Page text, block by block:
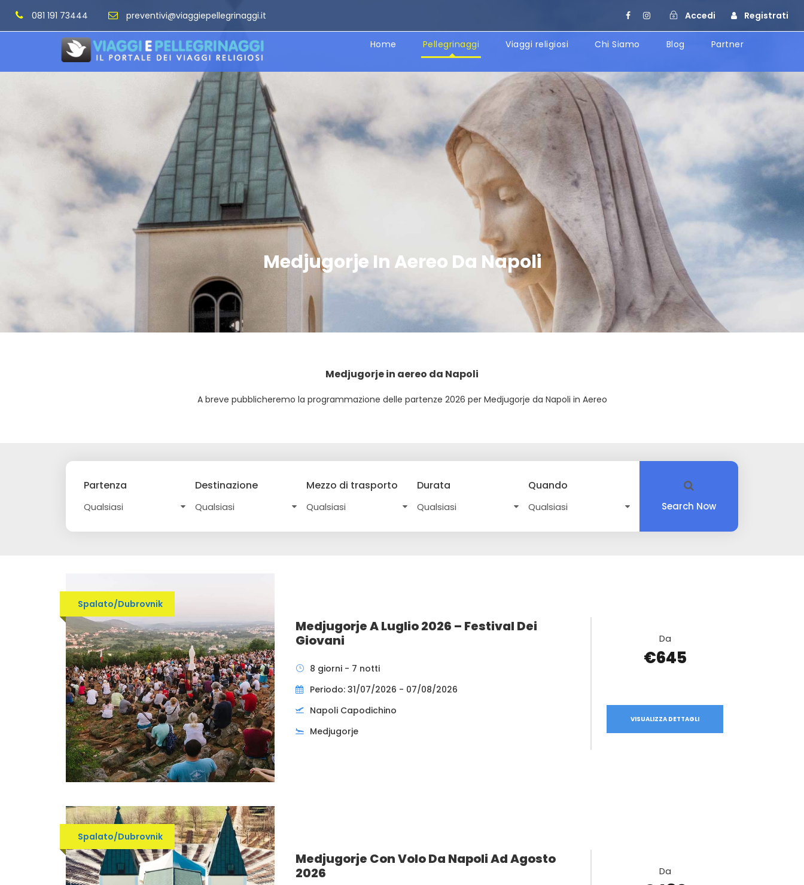
081 191 73444 preventivi@viaggiepellegrinaggi.it Accedi Registrati
Home Pellegrinaggi Viaggi religiosi Chi Siamo Blog Partner
Medjugorje In Aereo Da Napoli
Medjugorje in aereo da Napoli
A breve pubblicheremo la programmazione delle partenze 2026 per Medjugorje da Napoli in Aereo
Partenza Destinazione Mezzo di trasporto Durata Quando
Search Now
Spalato/Dubrovnik
Medjugorje A Luglio 2026 – Festival Dei
Giovani
8 giorni - 7 notti
Periodo: 31/07/2026 - 07/08/2026
Napoli Capodichino
Medjugorje
Da
€645
VISUALIZZA DETTAGLI
Spalato/Dubrovnik
Medjugorje Con Volo Da Napoli Ad Agosto
2026
Da